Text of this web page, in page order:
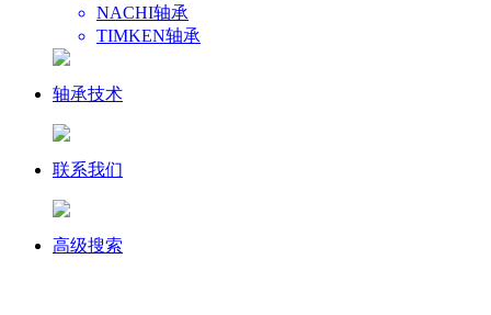
NACHI轴承
TIMKEN轴承
轴承技术
联系我们
高级搜索